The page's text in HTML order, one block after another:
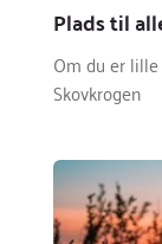
Plads til
Om du er
Skovkrogen